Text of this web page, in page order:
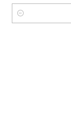
Cantidad